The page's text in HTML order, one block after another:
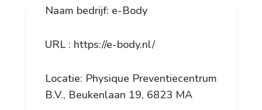
Naam bedrijf: e-Body
URL : https://e-body.nl/
Locatie: Physique Preventiecentrum
B.V., Beukenlaan 19, 6823 MA